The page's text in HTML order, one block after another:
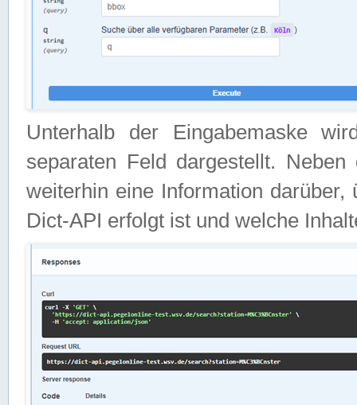
Unterhalb der Eingabemaske
separaten Feld dargestellt.
weiterhin eine Information
Dict-API erfolgt ist und welche